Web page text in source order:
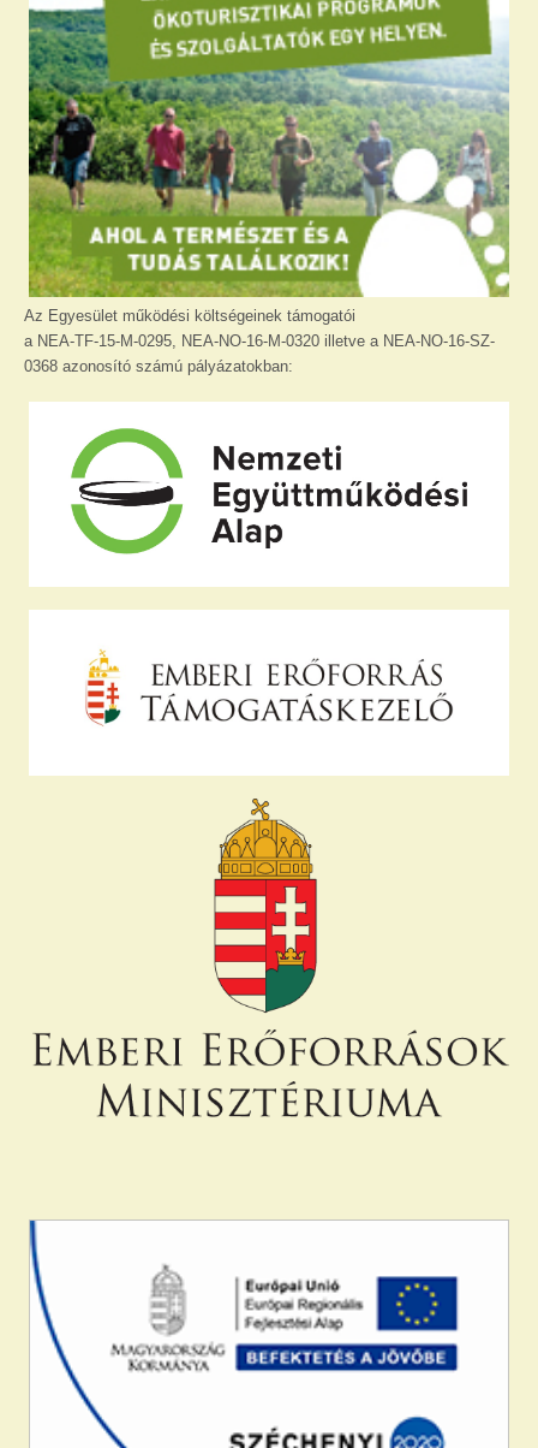
Az Egyesület működési költségeinek támogatói
a NEA-TF-15-M-0295, NEA-NO-16-M-0320 illetve a NEA-NO-16-SZ-
0368 azonosító számú pályázatokban: